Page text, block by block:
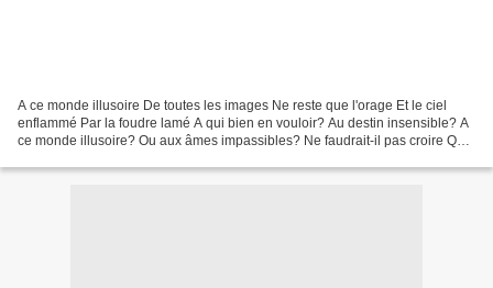
A ce monde illusoire De toutes les images Ne reste que l'orage Et le ciel
enflammé Par la foudre lamé A qui bien en vouloir? Au destin insensible? A
ce monde illusoire? Ou aux âmes impassibles? Ne faudrait-il pas croire Que